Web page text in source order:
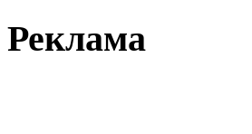
Реклама